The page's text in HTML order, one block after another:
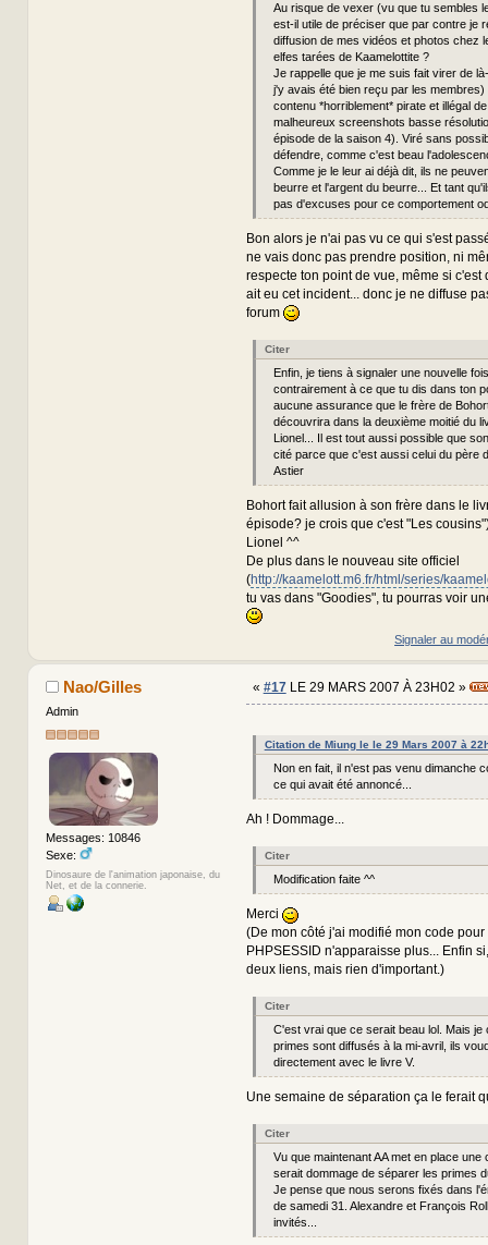
Au risque de vexer (vu que tu sembles
est-il utile de préciser que par contre je
diffusion de mes vidéos et photos chez
elfes tarées de Kaamelottite ?
Je rappelle que je me suis fait virer de
j'y avais été bien reçu par les membres)
contenu *horriblement* pirate et illégal
malheureux screenshots basse
épisode de la saison 4). Viré sans
défendre, comme c'est beau
Comme je le leur ai déjà dit, ils ne
beurre et l'argent du beurre... Et tant
pas d'excuses pour ce comportement
Bon alors je n'ai pas vu ce qui s'est
ne vais donc pas prendre position, ni
respecte ton point de vue, même si c'est
ait eu cet incident... donc je ne diffuse
forum
Citer
Enfin, je tiens à signaler une nouvelle
contrairement à ce que tu dis dans ton
aucune assurance que le frère de
découvrira dans la deuxième moitié du
Lionel... Il est tout aussi possible que
cité parce que c'est aussi celui du père
Astier
Bohort fait allusion à son frère dans le
épisode? je crois que c'est "Les
Lionel ^^
De plus dans le nouveau site officiel
(http://kaamelott.m6.fr/html/series/
tu vas dans "Goodies", tu pourras voir
Signaler au
Nao/Gilles
Admin
Messages: 10846
Sexe:
Dinosaure de l'animation japonaise, du
Net, et de la connerie.
« #17LE 29 MARS 2007 À 23H02 »
Citation de Miung le le 29 Mars 2007 à
Non en fait, il n'est pas venu dimanche
ce qui avait été annoncé...
Ah ! Dommage...
Citer
Modification faite ^^
Merci
(De mon côté j'ai modifié mon code pour
PHPSESSID n'apparaisse plus... Enfin
deux liens, mais rien d'important.)
Citer
C'est vrai que ce serait beau lol. Mais je
primes sont diffusés à la mi-avril, ils
directement avec le livre V.
Une semaine de séparation ça le ferait
Citer
Vu que maintenant AA met en place une
serait dommage de séparer les primes
Je pense que nous serons fixés dans
de samedi 31. Alexandre et François
invités...